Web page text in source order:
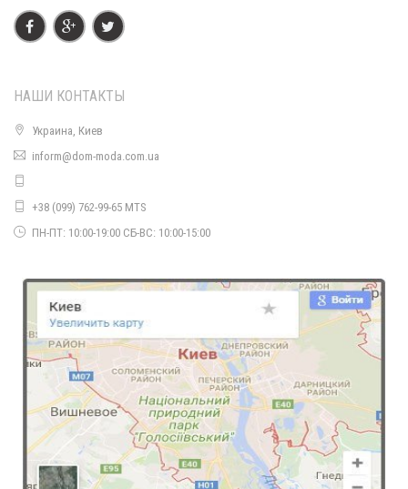
Женский молодежный спортивный костюм большого размера
1420.00грн.
НАШИ КОНТАКТЫ
Украина, Киев
inform@dom-moda.com.ua
+38 (099) 762-99-65 MTS
ПН-ПТ: 10:00-19:00 СБ-ВС: 10:00-15:00